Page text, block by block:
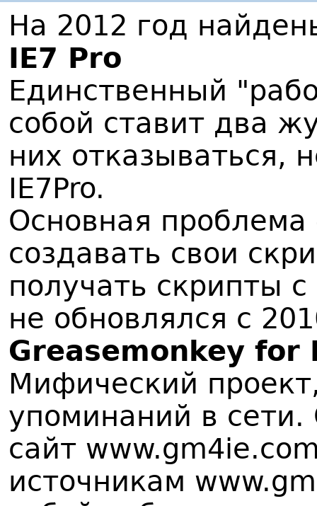
На 2012 год
IE7 Pro
Единственный
собой ставит два
них отказываться,
IE7Pro.
Основная проблема
создавать свои
получать скрипты
не обновлялся с
Greasemonkey for
Мифический
упоминаний в
сайт
источникам